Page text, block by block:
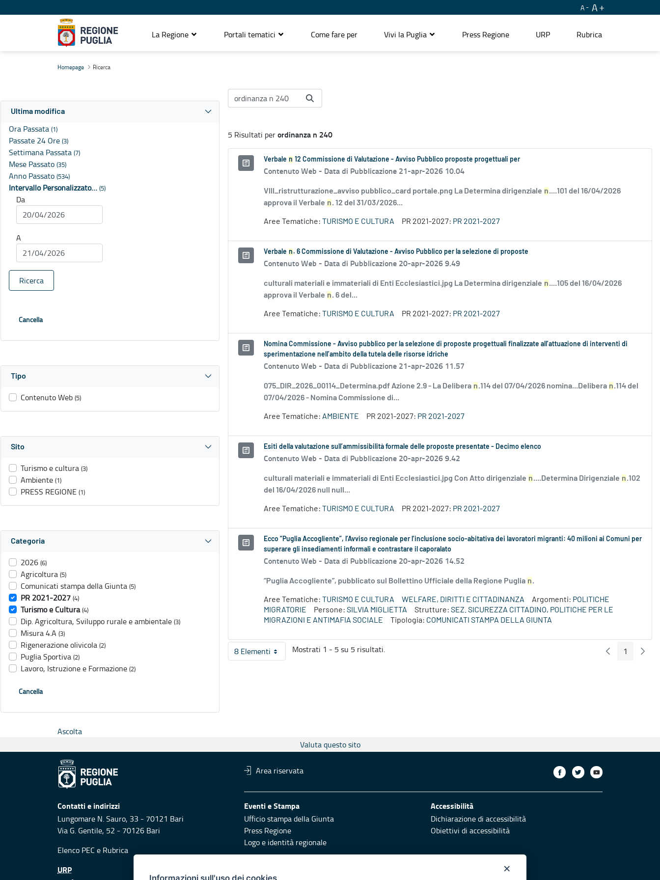
A A
La Regione Portali tematici Come fare per Vivi la Puglia Press Regione URP Rubrica
Homepage Ricerca
Ultima modifica
Ora Passata (1)
Passate 24 Ore (3)
Settimana Passata (7)
Mese Passato (35)
Anno Passato (534)
Intervallo Personalizzato… (5)
Da
A
Ricerca
Cancella
Tipo
Contenuto Web (5)
Sito
Turismo e cultura (3)
Ambiente (1)
PRESS REGIONE (1)
Categoria
2026 (6)
Agricoltura (5)
Comunicati stampa della Giunta (5)
PR 2021-2027 (4)
Turismo e Cultura (4)
Dip. Agricoltura, Sviluppo rurale e ambientale (3)
Misura 4.A (3)
Rigenerazione olivicola (2)
Puglia Sportiva (2)
Lavoro, Istruzione e Formazione (2)
Cancella
5 Risultati perordinanza n 240
Verbale n 12 Commissione di Valutazione - Avviso Pubblico proposte progettuali per
Contenuto Web - Data di Pubblicazione 21-apr-2026 10.04
VIII_ristrutturazione_avviso pubblico_card portale.png La Determina dirigenziale n....101 del 16/04/2026
approva il Verbale n. 12 del 31/03/2026...
Aree Tematiche: TURISMO E CULTURA PR 2021-2027: PR 2021-2027
Verbale n . 6 Commissione di Valutazione - Avviso Pubblico per la selezione di proposte
Contenuto Web - Data di Pubblicazione 20-apr-2026 9.49
culturali materiali e immateriali di Enti Ecclesiastici.jpg La Determina dirigenziale n....105 del 16/04/2026
approva il Verbale n. 6 del...
Aree Tematiche: TURISMO E CULTURA PR 2021-2027: PR 2021-2027
Nomina Commissione - Avviso pubblico per la selezione di proposte progettuali finalizzate all’attuazione di interventi di
sperimentazione nell’ambito della tutela delle risorse idriche
Contenuto Web - Data di Pubblicazione 21-apr-2026 11.57
075_DIR_2026_00114_Determina.pdf Azione 2.9 - La Delibera n.114 del 07/04/2026 nomina...Delibera n.114 del
07/04/2026 - Nomina Commissione di...
Aree Tematiche: AMBIENTE PR 2021-2027: PR 2021-2027
Esiti della valutazione sull’ammissibilità formale delle proposte presentate - Decimo elenco
Contenuto Web - Data di Pubblicazione 20-apr-2026 9.42
culturali materiali e immateriali di Enti Ecclesiastici.jpg Con Atto dirigenziale n....Determina Dirigenziale n.102
del 16/04/2026 null null...
Aree Tematiche: TURISMO E CULTURA PR 2021-2027: PR 2021-2027
Ecco “Puglia Accogliente”, l’Avviso regionale per l’inclusione socio-abitativa dei lavoratori migranti: 40 milioni ai Comuni per
superare gli insediamenti informali e contrastare il caporalato
Contenuto Web - Data di Pubblicazione 20-apr-2026 14.52
“Puglia Accogliente”, pubblicato sul Bollettino Ufficiale della Regione Puglia n.
Aree Tematiche: TURISMO E CULTURA WELFARE, DIRITTI E CITTADINANZA Argomenti: POLITICHE
MIGRATORIE
Persone: SILVIA MIGLIETTA Strutture: SEZ. SICUREZZA CITTADINO, POLITICHE PER LE
MIGRAZIONI E ANTIMAFIA SOCIALE
Tipologia: COMUNICATI STAMPA DELLA GIUNTA
8 ElementiPer pagina
Mostrati 1 - 5 su 5 risultati. PaginaPagina
1
Ascolta
Valuta questo sito
Area riservata
Contatti e indirizzi
Lungomare N. Sauro, 33 - 70121 Bari
Via G. Gentile, 52 - 70126 Bari
Elenco PEC e Rubrica
Eventi e Stampa
Ufficio stampa della Giunta
Press Regione
Logo e identità regionale
Accessibilità
Dichiarazione di accessibilità
Obiettivi di accessibilità
URP ×
Informazioni sull'uso dei cookies